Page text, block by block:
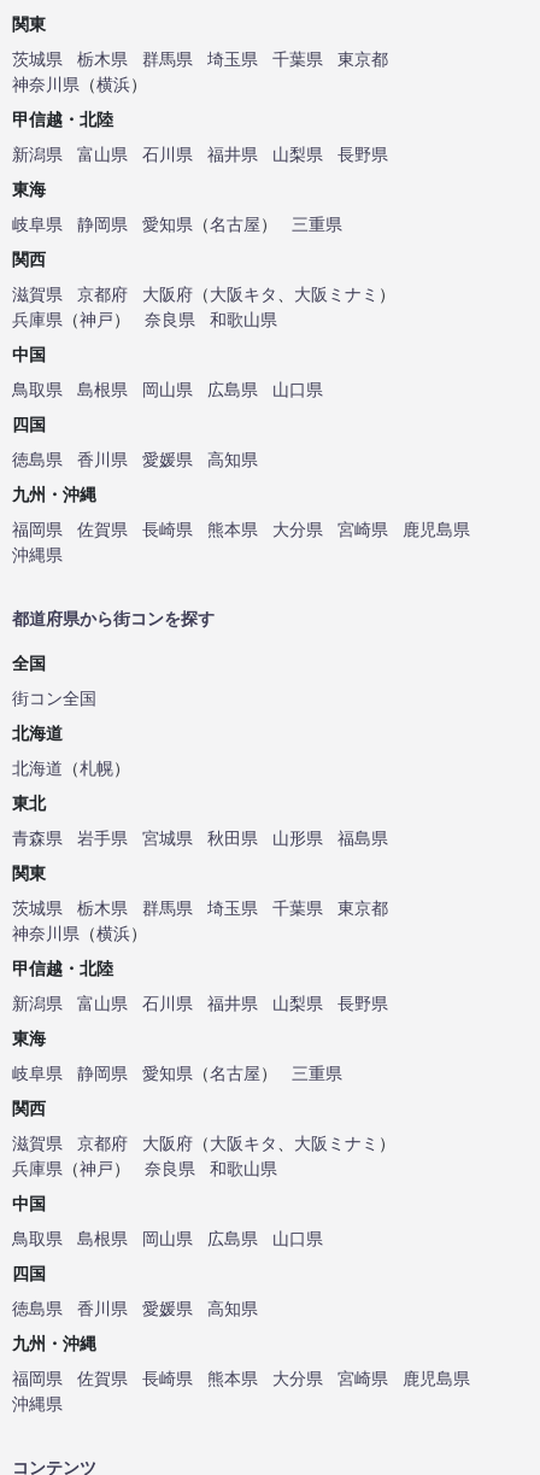
関東
茨城県
栃木県 群馬県 埼玉県 千葉県
東京都
神奈川県 （横浜）
甲信越・北陸
新潟県
富山県 石川県 福井県 山梨県
長野県
東海
岐阜県
静岡県 愛知県 （名古屋）
三重県
関西
滋賀県
京都府 大阪府 （大阪キタ 大阪ミナミ ）
兵庫県 （神戸） 奈良県
和歌山県
中国
鳥取県
島根県 岡山県 広島県
山口県
四国
徳島県
香川県 愛媛県
高知県
九州・沖縄
福岡県
佐賀県 長崎県 熊本県 大分県 宮崎県
鹿児島県
沖縄県
都道府県から街コンを探す
全国
街コン全国
北海道
北海道 （札幌）
東北
青森県
岩手県 宮城県 秋田県 山形県
福島県
関東
茨城県
栃木県 群馬県 埼玉県 千葉県
東京都
神奈川県 （横浜）
甲信越・北陸
新潟県
富山県 石川県 福井県 山梨県
長野県
東海
岐阜県
静岡県 愛知県 （名古屋）
三重県
関西
滋賀県
京都府 大阪府 （大阪キタ 大阪ミナミ ）
兵庫県 （神戸） 奈良県
和歌山県
中国
鳥取県
島根県 岡山県 広島県
山口県
四国
徳島県
香川県 愛媛県
高知県
九州・沖縄
福岡県
佐賀県 長崎県 熊本県 大分県 宮崎県
鹿児島県
沖縄県
コンテンツ